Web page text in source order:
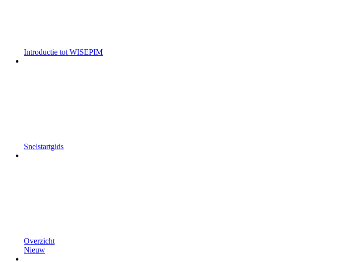
Introductie tot WISEPIM
Snelstartgids
Overzicht
Nieuw